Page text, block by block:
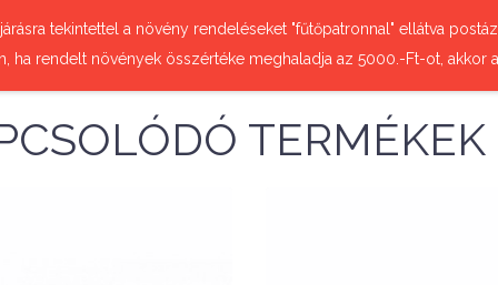
tekintettel a növény rendeléseket "fűtőpatronnal" ellátva
ha rendelt növények összértéke meghaladja az 5000.-Ft-ot, akkor
TERMÉKEK